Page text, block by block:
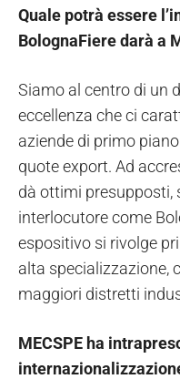
Quale potrà essere
BolognaFiere darà a
Siamo al centro di un
eccellenza che ci
aziende di primo
quote export. Ad
dà ottimi presupposti,
interlocutore come
espositivo si rivolge
alta specializzazione,
maggiori distretti
MECSPE ha